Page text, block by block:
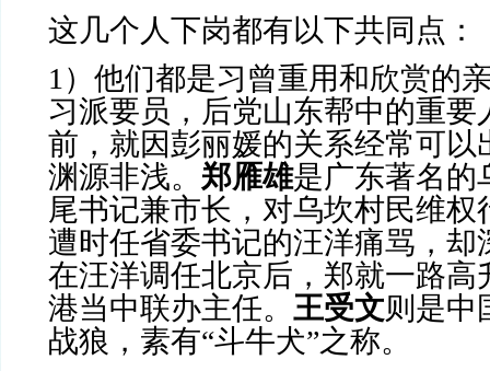
这几个人下岗都有以下共同点：
1 ）他们都是习曾重用和欣赏的
习派要员，后党山东帮中的重要
前，就因彭丽媛的关系经常可以
渊源非浅。 郑雁雄是广东著名的
尾书记兼市长，对乌坎村民维权
遭时任省委书记的汪洋痛骂，却
在汪洋调任北京后，郑就一路高
港当中联办主任。 王受文则是中
战狼，素有“斗牛犬”之称。